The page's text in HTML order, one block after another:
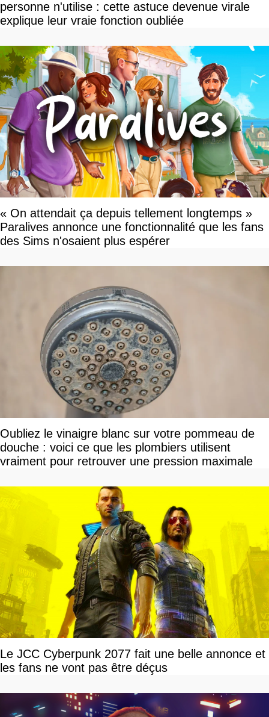
personne n'utilise : cette astuce devenue virale
explique leur vraie fonction oubliée
« On attendait ça depuis tellement longtemps »
Paralives annonce une fonctionnalité que les fans
des Sims n'osaient plus espérer
Oubliez le vinaigre blanc sur votre pommeau de
douche : voici ce que les plombiers utilisent
vraiment pour retrouver une pression maximale
Le JCC Cyberpunk 2077 fait une belle annonce et
les fans ne vont pas être déçus